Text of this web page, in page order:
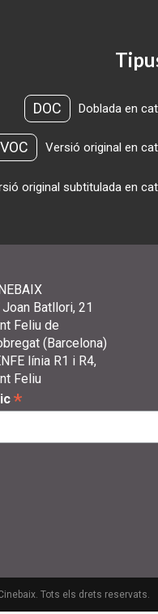
DOC Doblada en
VOC Versió original en
original subtitulada en
Batllori, 21
Feliu de
(Barcelona)
línia R1 i R4,
Feliu
*
Tots els drets reservats.